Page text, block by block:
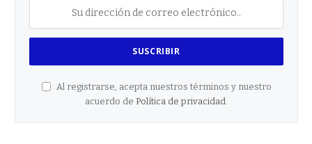
Al registrarse, acepta nuestros términos y nuestro
acuerdo de Política de privacidad